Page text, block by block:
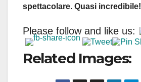
spettacolare. Quasi incredibile!
Please follow and like us:
Related Images: